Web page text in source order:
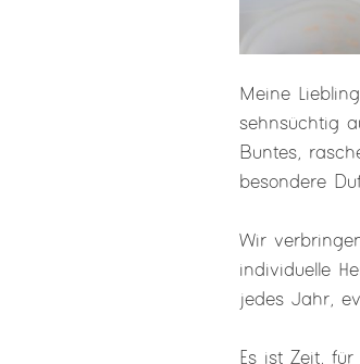
Meine
sehnsüchtig
Buntes,
besondere
Wir
individuelle
jedes Jahr,
Es ist Zeit,